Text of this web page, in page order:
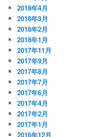
2018年4月
2018年3月
2018年2月
2018年1月
2017年11月
2017年9月
2017年8月
2017年7月
2017年6月
2017年4月
2017年2月
2017年1月
2016年12月